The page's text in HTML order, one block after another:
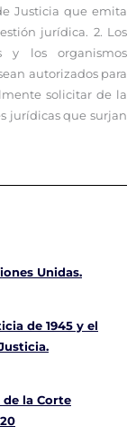
Justicia que emita
jurídica. 2. Los
y los organismos
autorizados para
solicitar de la
jurídicas que surjan
Unidas.
de 1945 y el
la Corte